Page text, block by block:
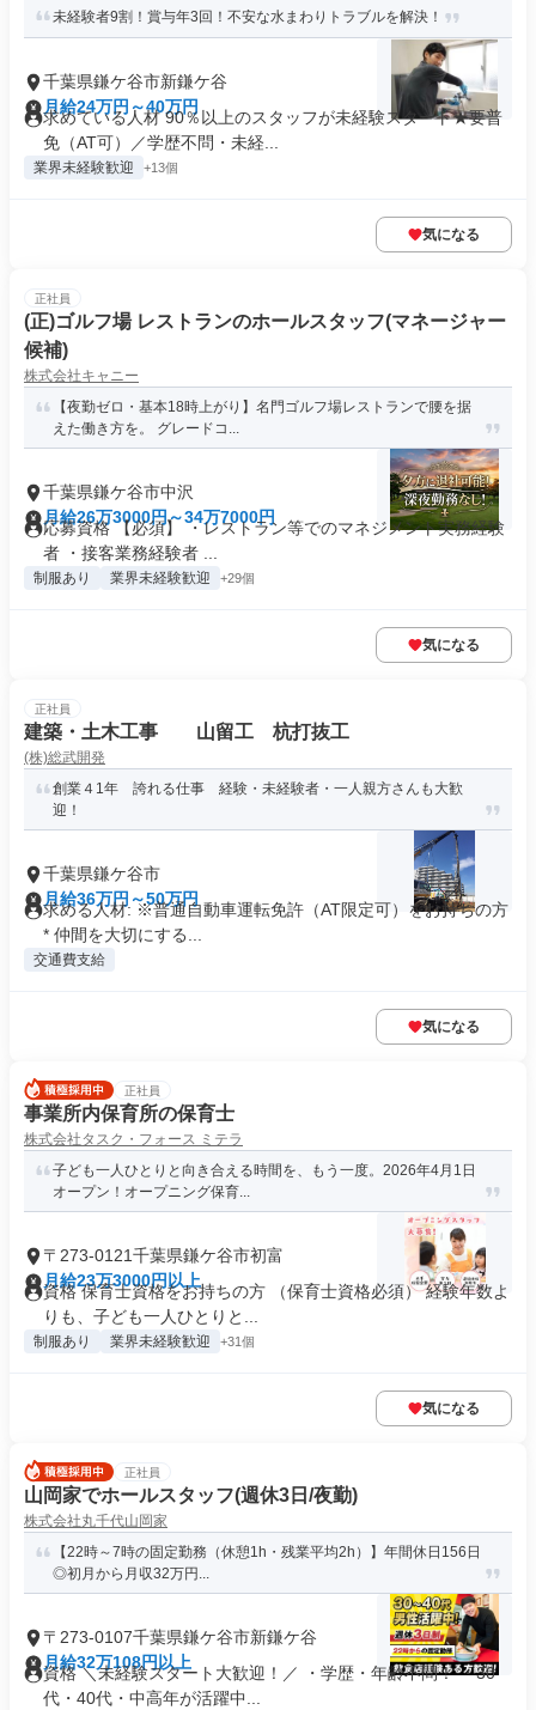
未経験者9割！賞与年3回！不安な水まわりトラブルを解決！
千葉県鎌ケ谷市新鎌ケ谷
月給24万円～40万円
求めている人材 90％以上のスタッフが未経験スタート★要普
免（AT可）／学歴不問・未経...
業界未経験歓迎 +13個
気になる
正社員
(正)ゴルフ場 レストランのホールスタッフ(マネージャー
候補)
株式会社キャニー
【夜勤ゼロ・基本18時上がり】名門ゴルフ場レストランで腰を据
えた働き方を。 グレードコ...
千葉県鎌ケ谷市中沢
月給26万3000円～34万7000円
応募資格 【必須】 ・レストラン等でのマネジメント実務経験
者 ・接客業務経験者 ...
制服あり 業界未経験歓迎 +29個
気になる
正社員
建築・土木工事 山留工 杭打抜工
(株)総武開発
創業４1年 誇れる仕事 経験・未経験者・一人親方さんも大歓
迎！
千葉県鎌ケ谷市
月給36万円～50万円
求める人材: ※普通自動車運転免許（AT限定可）をお持ちの方
* 仲間を大切にする...
交通費支給
気になる
正社員
事業所内保育所の保育士
株式会社タスク・フォース ミテラ
子ども一人ひとりと向き合える時間を、もう一度。2026年4月1日
オープン！オープニング保育...
〒273-0121千葉県鎌ケ谷市初富
月給23万3000円以上
資格 保育士資格をお持ちの方 （保育士資格必須） 経験年数よ
りも、子ども一人ひとりと...
制服あり 業界未経験歓迎 +31個
気になる
正社員
山岡家でホールスタッフ(週休3日/夜勤)
株式会社丸千代山岡家
【22時～7時の固定勤務（休憩1h・残業平均2h）】年間休日156日
◎初月から月収32万円...
〒273-0107千葉県鎌ケ谷市新鎌ケ谷
月給32万108円以上
資格 ＼未経験スタート大歓迎！／ ・学歴・年齢不問！ ・30
代・40代・中高年が活躍中...